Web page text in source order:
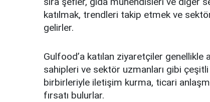
katılmak, trendleri takip etmek ve
gelirler.
Gulfood’a katılan ziyaretçiler genellikle
sahipleri ve sektör uzmanları gibi
birbirleriyle iletişim kurma, ticari
fırsatı bulurlar.